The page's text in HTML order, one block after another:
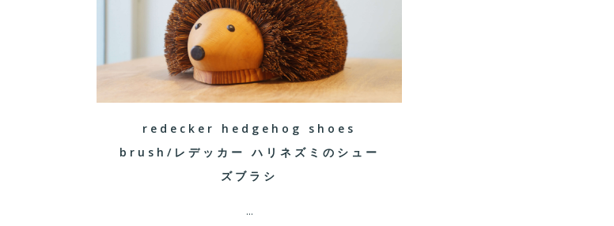
redecker hedgehog shoes
brush/レデッカー ハリネズミのシュー
ズブラシ
...